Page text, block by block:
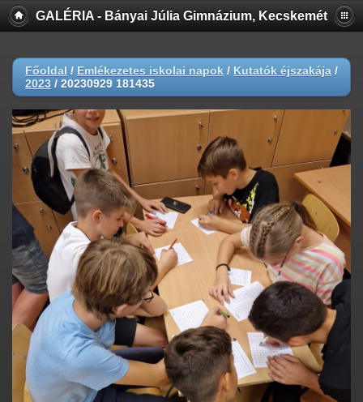
GALÉRIA - Bányai Júlia Gimnázium, Kecskemét
Főoldal / Emlékezetes iskolai napok / Kutatók éjszakája /
2023 / 20230929 181435